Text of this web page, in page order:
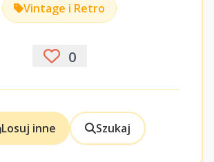
Vintage i Retro
0
Losuj inne Szukaj